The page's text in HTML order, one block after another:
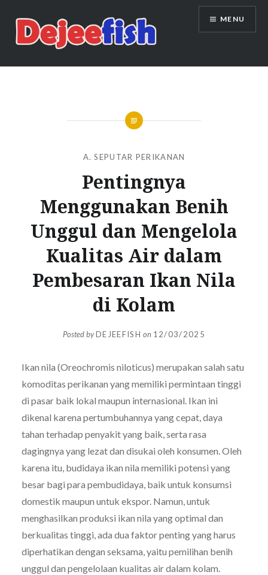
content
DEJEEFISH | PRODUSEN BENIH
MENU
A. SEPUTAR PERIKANAN
Pentingnya
Menggunakan Benih
Unggul dan Mengelola
Kualitas Air dalam
Pembesaran Ikan Nila
di Kolam
Posted byDEJEEFISH on 12/03/2025
Ikan nila (Oreochromis niloticus) merupakan salah satu
komoditas perikanan yang memiliki permintaan tinggi
di pasar baik lokal maupun internasional. Ikan ini
dikenal karena pertumbuhannya yang cepat, daya
tahan terhadap penyakit yang baik, serta rasa
dagingnya yang lezat dan disukai oleh konsumen. Oleh
karena itu, budidaya ikan nila memiliki potensi yang
besar bagi para pembudidaya, baik untuk konsumsi
domestik maupun untuk ekspor. Namun, untuk
menghasilkan produksi ikan nila yang optimal dan
berkualitas tinggi, ada dua faktor penting yang harus
diperhatikan dengan seksama, yaitu pemilihan benih
unggul dan pengelolaan kualitas air dalam kolam.